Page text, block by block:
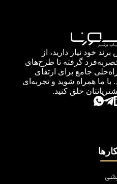
خود نیاز دارید، از
گرفته تا طرح‌های
جامع برای ارتقای
ما همراه شوید و تجربه‌ای
خلق کنید.